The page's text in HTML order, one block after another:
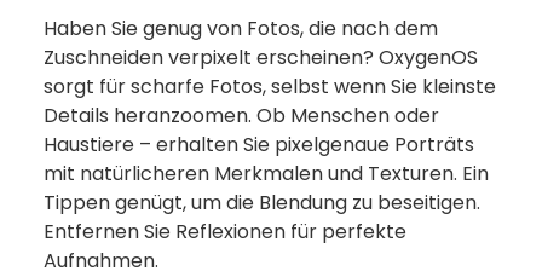
Haben Sie genug von Fotos, die nach dem
Zuschneiden verpixelt erscheinen? OxygenOS
sorgt für scharfe Fotos, selbst wenn Sie kleinste
Details heranzoomen. Ob Menschen oder
Haustiere – erhalten Sie pixelgenaue Porträts
mit natürlicheren Merkmalen und Texturen. Ein
Tippen genügt, um die Blendung zu beseitigen.
Entfernen Sie Reflexionen für perfekte
Aufnahmen.